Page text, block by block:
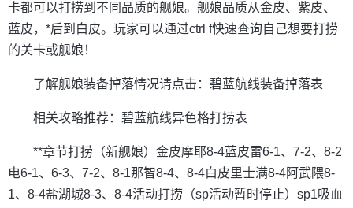
卡都可以打捞到不同品质的舰娘。舰娘品质从金皮、紫皮、
蓝皮，*后到白皮。玩家可以通过ctrl f快速查询自己想要打捞
的关卡或舰娘！
了解舰娘装备掉落情况请点击：碧蓝航线装备掉落表
相关攻略推荐：碧蓝航线异色格打捞表
**章节打捞（新舰娘）金皮摩耶8-4蓝皮雷6-1、7-2、8-2
电6-1、6-3、7-2、8-1那智8-4、8-4白皮里士满8-4阿武隈8-
1、8-4盐湖城8-3、8-4活动打捞（sp活动暂时停止）sp1吸血